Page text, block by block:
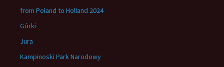
from Poland to Holland 2024
Górki
Jura
Kampinoski Park Narodowy